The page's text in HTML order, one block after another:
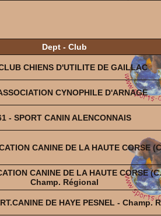
Dept - Club
CHIENS D'UTILITE DE GAILLAC
CYNOPHILE D'ARNAGE
- SPORT CANIN ALENCONNAIS
CANINE DE LA HAUTE CORSE
CANINE DE LA HAUTE CORSE
Champ. Régional
DE HAYE PESNEL - Champ.